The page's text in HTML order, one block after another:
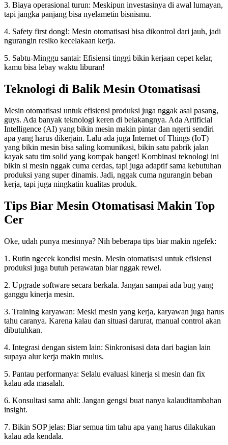
3. Biaya operasional turun: Meskipun investasinya di awal lumayan,
tapi jangka panjang bisa nyelametin bisnismu.
4. Safety first dong!: Mesin otomatisasi bisa dikontrol dari jauh, jadi
ngurangin resiko kecelakaan kerja.
5. Sabtu-Minggu santai: Efisiensi tinggi bikin kerjaan cepet kelar,
kamu bisa lebay waktu liburan!
Teknologi di Balik Mesin Otomatisasi
Mesin otomatisasi untuk efisiensi produksi juga nggak asal pasang,
guys. Ada banyak teknologi keren di belakangnya. Ada Artificial
Intelligence (AI) yang bikin mesin makin pintar dan ngerti sendiri
apa yang harus dikerjain. Lalu ada juga Internet of Things (IoT)
yang bikin mesin bisa saling komunikasi, bikin satu pabrik jalan
kayak satu tim solid yang kompak banget! Kombinasi teknologi ini
bikin si mesin nggak cuma cerdas, tapi juga adaptif sama kebutuhan
produksi yang super dinamis. Jadi, nggak cuma ngurangin beban
kerja, tapi juga ningkatin kualitas produk.
Tips Biar Mesin Otomatisasi Makin Top
Cer
Oke, udah punya mesinnya? Nih beberapa tips biar makin ngefek:
1. Rutin ngecek kondisi mesin. Mesin otomatisasi untuk efisiensi
produksi juga butuh perawatan biar nggak rewel.
2. Upgrade software secara berkala. Jangan sampai ada bug yang
ganggu kinerja mesin.
3. Training karyawan: Meski mesin yang kerja, karyawan juga harus
tahu caranya. Karena kalau dan situasi darurat, manual control akan
dibutuhkan.
4. Integrasi dengan sistem lain: Sinkronisasi data dari bagian lain
supaya alur kerja makin mulus.
5. Pantau performanya: Selalu evaluasi kinerja si mesin dan fix
kalau ada masalah.
6. Konsultasi sama ahli: Jangan gengsi buat nanya kalauditambahan
insight.
7. Bikin SOP jelas: Biar semua tim tahu apa yang harus dilakukan
kalau ada kendala.